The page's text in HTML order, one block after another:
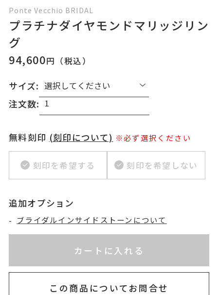
Ponte Vecchio BRIDAL
プラチナダイヤモンドマリッジリン
グ
94,600円（税込）
サイズ:
注文数:
無料刻印 (刻印について) ※必ず選択ください
刻印を希望する 刻印を希望しない
追加オプション
- ブライダルインサイドストーンについて
お届け目安：約2ヶ月以内カートに入れる
この商品についてお問合せ